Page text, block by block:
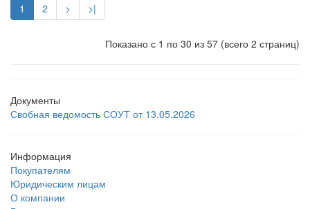
1 2 > >|
Показано с 1 по 30 из 57 (всего 2 страниц)
Документы
Свобная ведомость СОУТ от 13.05.2026
Информация
Покупателям
Юридическим лицам
О компании